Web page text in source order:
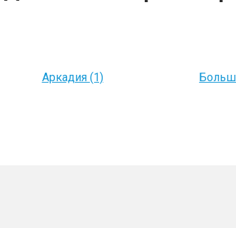
Аркадия (1)